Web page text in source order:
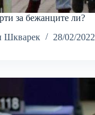
за бежанците ли?
Шкварек
28/02/2022